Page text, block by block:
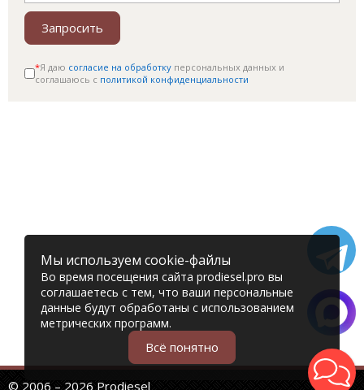
Запросить
*Я даю согласие на обработку персональных данных и
соглашаюсь c политикой конфиденциальности
© 2006 – 2026 Prodiesel
Мы используем cookie-файлы
Во время посещения сайта prodiesel.pro вы
соглашаетесь с тем, что ваши персональные
данные будут обработаны с использованием
метрических программ.
Всё понятно